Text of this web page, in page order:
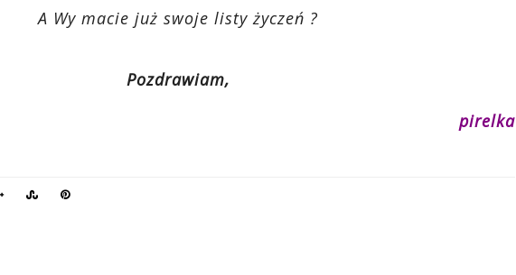
A Wy macie już swoje listy życzeń ?
Pozdrawiam,
pirelka